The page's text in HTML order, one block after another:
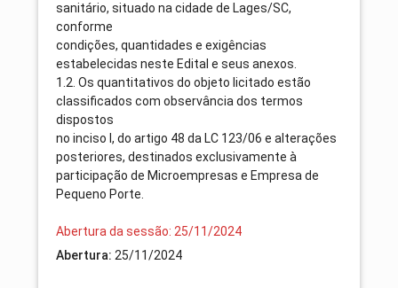
sanitário, situado na cidade de Lages/SC,
conforme
condições, quantidades e exigências
estabelecidas neste Edital e seus anexos.
1.2. Os quantitativos do objeto licitado estão
classificados com observância dos termos
dispostos
no inciso I, do artigo 48 da LC 123/06 e alterações
posteriores, destinados exclusivamente à
participação de Microempresas e Empresa de
Pequeno Porte.
Abertura da sessão: 25/11/2024
Abertura: 25/11/2024